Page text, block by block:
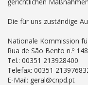
Die für uns zuständige
Nationale Kommission
Rua de São Bento n.º
Tel.: 00351 213928400
Telefax: 00351
E-Mail: geral@cnpd.pt